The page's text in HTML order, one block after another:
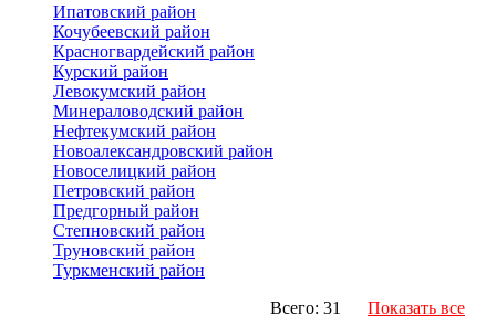
Ипатовский район
Кочубеевский район
Красногвардейский район
Курский район
Левокумский район
Минераловодский район
Нефтекумский район
Новоалександровский район
Новоселицкий район
Петровский район
Предгорный район
Степновский район
Труновский район
Туркменский район
Всего: 31
Показать все